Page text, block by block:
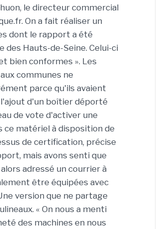
le directeur commercial
On a fait réaliser un
dont le rapport a été
des Hauts-de-Seine. Celui-ci
bien conformes ». Les
communes ne
parce qu'ils avaient
d'un boîtier déporté
de vote d'activer une
ce matériel à disposition de
de certification, précise
mais avons senti que
adressé un courrier à
être équipées avec
version que ne partage
« On nous a menti
des machines en nous